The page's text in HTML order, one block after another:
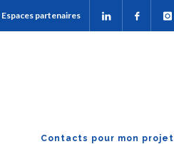
Espaces partenaires
Contacts pour mon projet